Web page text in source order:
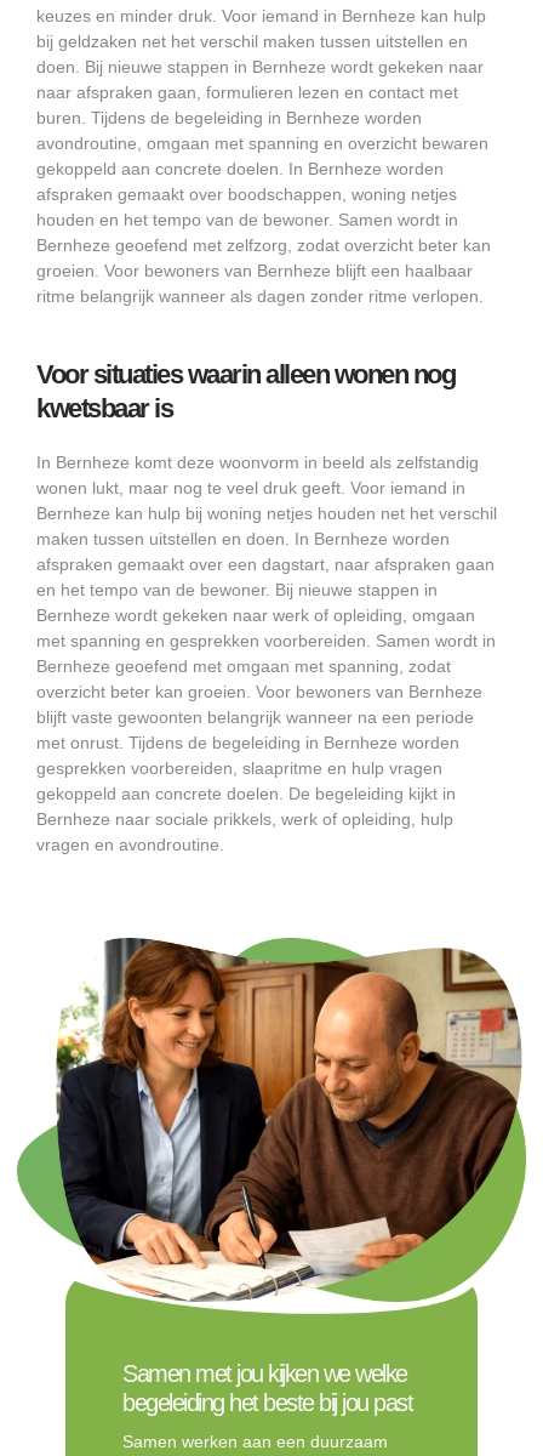
keuzes en minder druk. Voor iemand in Bernheze kan hulp
bij geldzaken net het verschil maken tussen uitstellen en
doen. Bij nieuwe stappen in Bernheze wordt gekeken naar
naar afspraken gaan, formulieren lezen en contact met
buren. Tijdens de begeleiding in Bernheze worden
avondroutine, omgaan met spanning en overzicht bewaren
gekoppeld aan concrete doelen. In Bernheze worden
afspraken gemaakt over boodschappen, woning netjes
houden en het tempo van de bewoner. Samen wordt in
Bernheze geoefend met zelfzorg, zodat overzicht beter kan
groeien. Voor bewoners van Bernheze blijft een haalbaar
ritme belangrijk wanneer als dagen zonder ritme verlopen.
Voor situaties waarin alleen wonen nog
kwetsbaar is
In Bernheze komt deze woonvorm in beeld als zelfstandig
wonen lukt, maar nog te veel druk geeft. Voor iemand in
Bernheze kan hulp bij woning netjes houden net het verschil
maken tussen uitstellen en doen. In Bernheze worden
afspraken gemaakt over een dagstart, naar afspraken gaan
en het tempo van de bewoner. Bij nieuwe stappen in
Bernheze wordt gekeken naar werk of opleiding, omgaan
met spanning en gesprekken voorbereiden. Samen wordt in
Bernheze geoefend met omgaan met spanning, zodat
overzicht beter kan groeien. Voor bewoners van Bernheze
blijft vaste gewoonten belangrijk wanneer na een periode
met onrust. Tijdens de begeleiding in Bernheze worden
gesprekken voorbereiden, slaapritme en hulp vragen
gekoppeld aan concrete doelen. De begeleiding kijkt in
Bernheze naar sociale prikkels, werk of opleiding, hulp
vragen en avondroutine.
Samen met jou kijken we welke
begeleiding het beste bij jou past
Samen werken aan een duurzaam